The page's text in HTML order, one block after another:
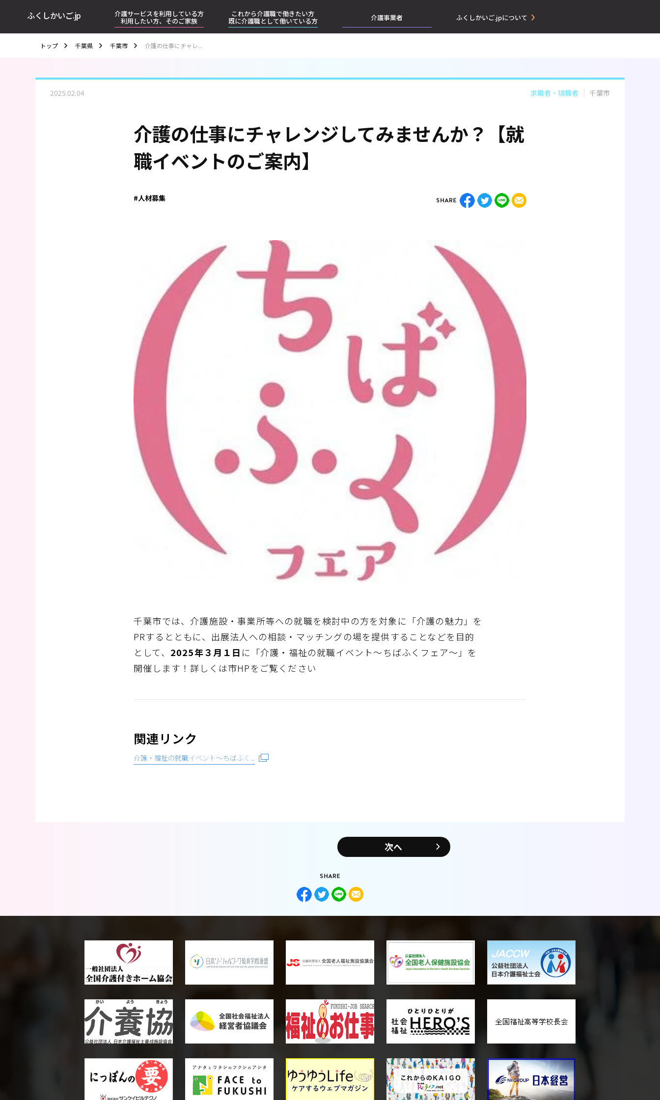
ふくしかいご.jp 介護サービスを利用している方
利用したい方、そのご家族
これから介護職で働きたい方
既に介護職として働いている方 介護事業者 ふくしかいご.jpについて
トップ 千葉県 千葉市 介護の仕事にチャレ...
2025.02.04 求職者・現職者 千葉市
介護の仕事にチャレンジしてみませんか？【就
職イベントのご案内】
#人材募集
千葉市では、介護施設・事業所等への就職を検討中の方を対象に「介護の魅力」を
PRするとともに、出展法人への相談・マッチングの場を提供することなどを目的
として、 2025年３月１日 に「介護・福祉の就職イベント～ちばふくフェア～」を
開催します！詳しくは市HPをご覧ください
関連リンク
介護・福祉の就職イベント～ちばふく...
次へ